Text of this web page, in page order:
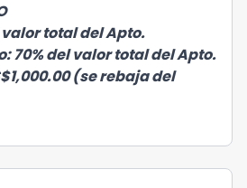
total del Apto.
70% del valor total del Apto.
(se rebaja del